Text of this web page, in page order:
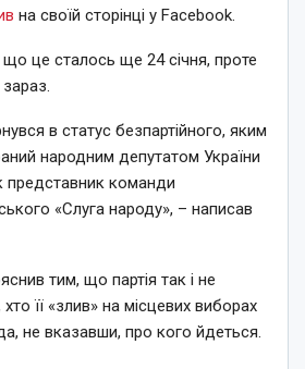
на своїй сторінці у Facebook.
це сталось ще 24 січня, проте
в статус безпартійного, яким
народним депутатом України
представник команди
«Слуга народу», – написав
тим, що партія так і не
її «злив» на місцевих виборах
не вказавши, про кого йдеться.